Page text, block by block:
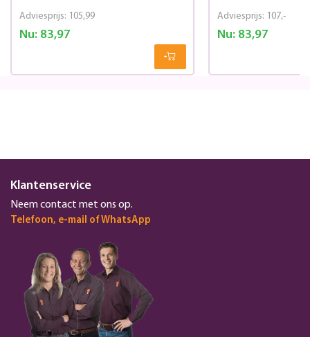
Nu:83,97
Adviesprijs: 105,99
Nu:83,97
Adviesprijs: 107,-
Klantenservice
Neem contact met ons op.
Telefoon, e-mail of WhatsApp